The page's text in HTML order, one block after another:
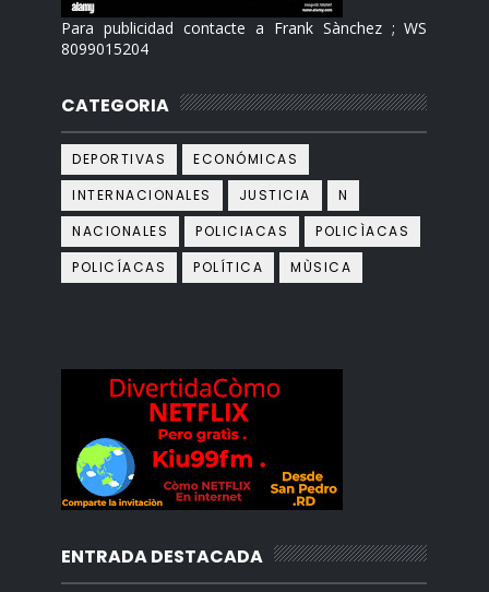
Para publicidad contacte a Frank Sànchez ; WS
8099015204
CATEGORIA
DEPORTIVAS
ECONÓMICAS
INTERNACIONALES
JUSTICIA
N
NACIONALES
POLICIACAS
POLICÌACAS
POLICÍACAS
POLÍTICA MÙSICA
ENTRADA DESTACADA